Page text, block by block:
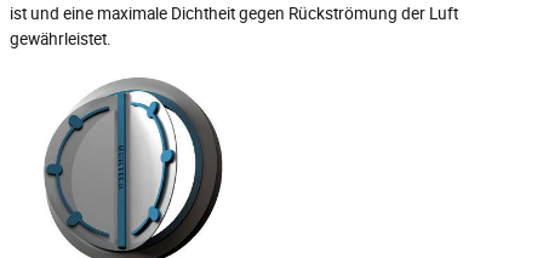
ist und eine maximale Dichtheit gegen Rückströmung der Luft
gewährleistet.